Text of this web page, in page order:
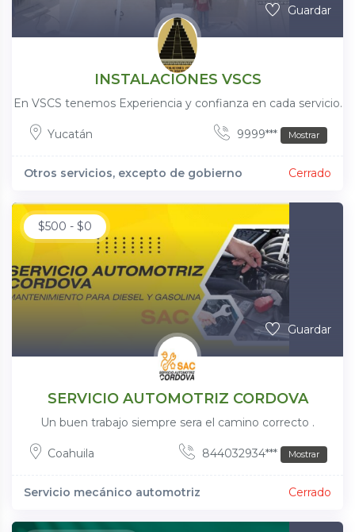
Guardar
INSTALACIONES VSCS
En VSCS tenemos Experiencia y confianza en cada servicio.
Yucatán 9999*** Mostrar
Otros servicios, excepto de gobierno Cerrado
$500 - $0
Guardar
SERVICIO AUTOMOTRIZ CORDOVA
Un buen trabajo siempre sera el camino correcto .
Coahuila 844032934*** Mostrar
Servicio mecánico automotriz Cerrado